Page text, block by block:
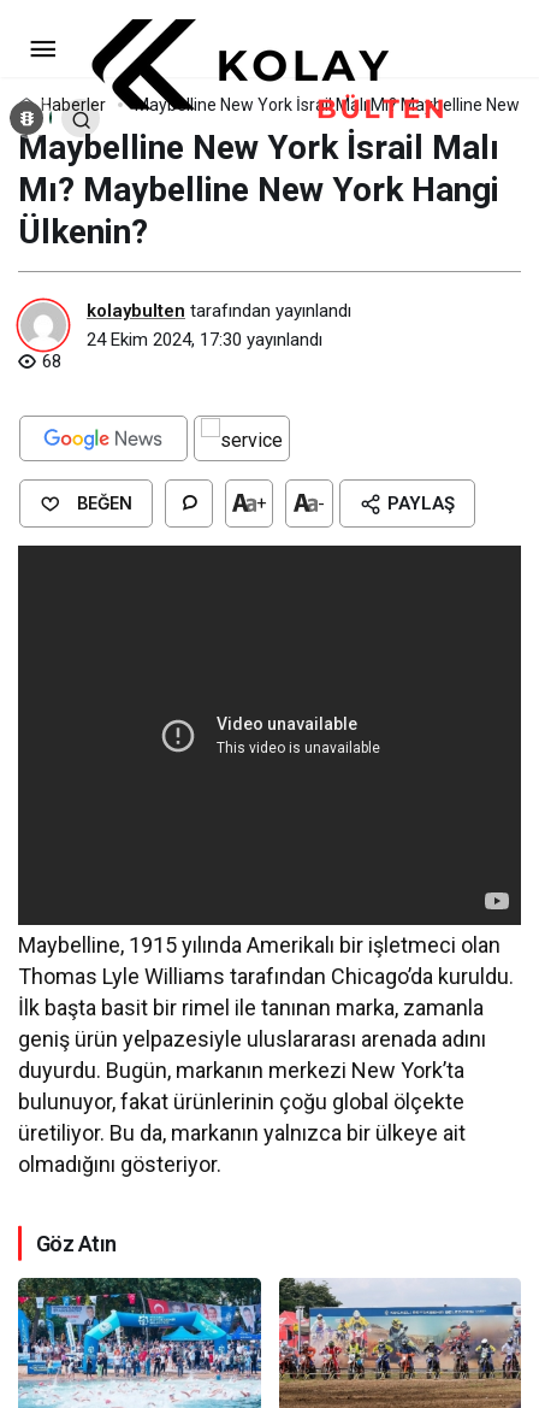
Haberler Maybelline New York İsrail Malı Mı? Maybelline New
Maybelline New York İsrail Malı
Mı? Maybelline New York Hangi
Ülkenin?
kolaybulten tarafından yayınlandı
24 Ekim 2024, 17:30 yayınlandı
68
BEĞEN + - PAYLAŞ
Maybelline, 1915 yılında Amerikalı bir işletmeci olan
Thomas Lyle Williams tarafından Chicago’da kuruldu.
İlk başta basit bir rimel ile tanınan marka, zamanla
geniş ürün yelpazesiyle uluslararası arenada adını
duyurdu. Bugün, markanın merkezi New York’ta
bulunuyor, fakat ürünlerinin çoğu global ölçekte
üretiliyor. Bu da, markanın yalnızca bir ülkeye ait
olmadığını gösteriyor.
Göz Atın
Maybelline New York İsrail Malı
Mı? Maybelline New York Hangi Ülkenin?
Yorum Yap